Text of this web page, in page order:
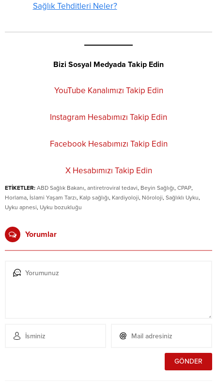
Sağlık Tehditleri Neler?
Bizi Sosyal Medyada Takip Edin
YouTube Kanalımızı Takip Edin
Instagram Hesabımızı Takip Edin
Facebook Hesabımızı Takip Edin
X Hesabımızı Takip Edin
ETİKETLER: ABD Sağlık Bakanı, antiretroviral tedavi, Beyin Sağlığı, CPAP,
Horlama, İslami Yaşam Tarzı, Kalp sağlığı, Kardiyoloji, Nöroloji, Sağlıklı Uyku,
Uyku apnesi, Uyku bozukluğu
Yorumlar